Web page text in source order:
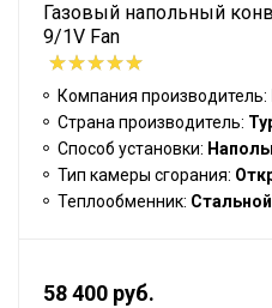
Газовый напольный
9/1V Fan
Компания производитель:
Страна производитель:
Способ установки:
Тип камеры сгорания:
Теплообменник: Стальной
58 400 руб.